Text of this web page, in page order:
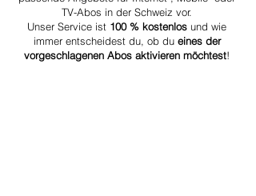
TV-Abos in der Schweiz vor.
Unser Service ist 100 % kostenlos und wie
immer entscheidest du, ob du eines der
vorgeschlagenen Abos aktivieren möchtest!